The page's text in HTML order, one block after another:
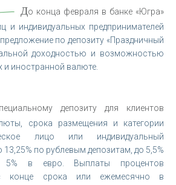
До конца февраля в банке «Югра»
и индивидуальных предпринимателей
по депозиту «Праздничный
доходностью и возможностью
и иностранной валюте.
депозиту для клиентов
срока размещения и категории
лицо или индивидуальный
13,25% по рублевым депозитам, до 5,5%
в евро. Выплаты процентов
конце срока или ежемесячно в